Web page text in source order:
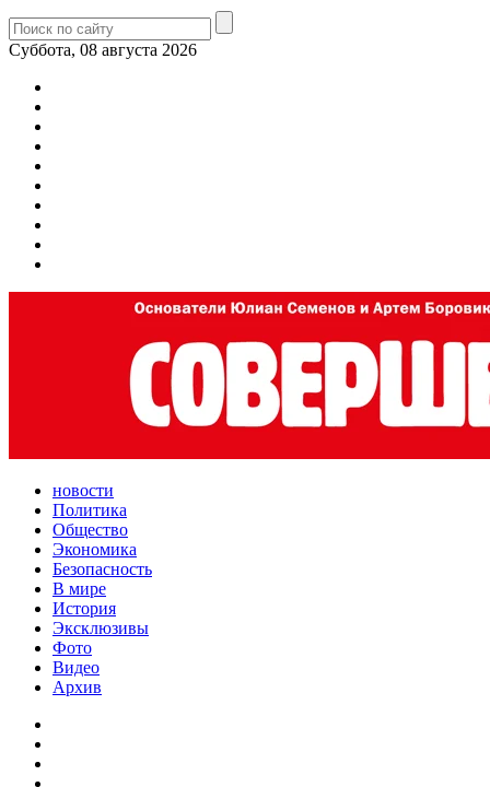
Суббота, 08 августа 2026
новости
Политика
Общество
Экономика
Безопасность
В мире
История
Эксклюзивы
Фото
Видео
Архив